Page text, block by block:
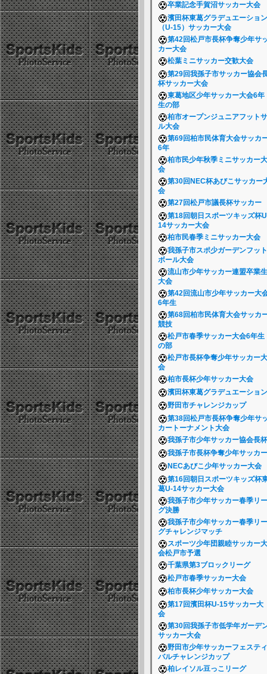
卒業記念手賀沼サッカー大会
濱田杯東葛グラデュエーション
（U-15）サッカー大会
第42回松戸市長杯争奪少年サ
カー大会
松葉ミニサッカー交歓大会
第29回我孫子市サッカー協会
杯サッカー大会
東葛地区少年サッカー大会6年
生の部
柏市オープンジュニアフットサ
ル大会
第69回柏市民体育大会サッカ
6年
柏市民少年秋季ミニサッカー大
会
第30回NEC杯あびこサッカー
会
第27回松戸市議長杯サッカー
第18回朝日スポーツキッズ杯
14サッカー大会
柏市民春季ミニサッカー大会
我孫子市スポ少ガーデンフット
ボール大会
流山市少年サッカー連盟卒業生
大会
第42回流山市少年サッカー大
6年生
第68回柏市民体育大会サッカ
競技
松戸市春季サッカー大会6年生
の部
松戸市長杯争奪少年サッカー大
会
柏市長杯少年サッカー大会
濱田杯東葛グラデュエーション
野田市チャレンジカップ
第38回松戸市長杯争奪少年サ
カートーナメント大会
我孫子市少年サッカー協会長
我孫子市長杯争奪少年サッカー
NECあびこ少年サッカー大会
第16回朝日スポーツキッズ杯
葛U-14サッカー大会
我孫子市少年サッカー春季リー
グ決勝
我孫子市少年サッカー春季リー
グチャレンジマッチ
スポーツ少年団親睦サッカー大
会松戸市予選
千葉県第3ブロックリーグ
松戸市春季サッカー大会
柏市長杯少年サッカー大会
第17回濱田杯U-15サッカー大
会
第30回我孫子市低学年ガーデ
サッカー大会
野田市少年サッカーフェスティ
バルチャレンジカップ
柏レイソル豆っこリーグ